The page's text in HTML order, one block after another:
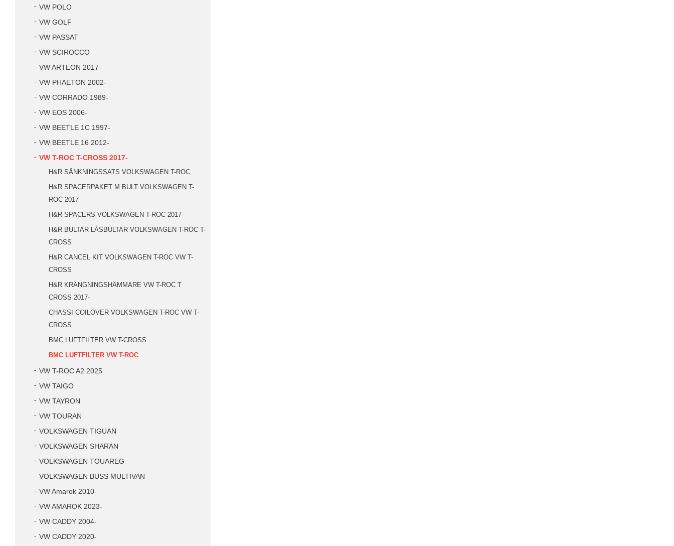
VW POLO
VW GOLF
VW PASSAT
VW SCIROCCO
VW ARTEON 2017-
VW PHAETON 2002-
VW CORRADO 1989-
VW EOS 2006-
VW BEETLE 1C 1997-
VW BEETLE 16 2012-
VW T-ROC T-CROSS 2017-
H&R SÄNKNINGSSATS VOLKSWAGEN T-ROC
H&R SPACERPAKET M BULT VOLKSWAGEN T-
ROC 2017-
H&R SPACERS VOLKSWAGEN T-ROC 2017-
H&R BULTAR LÅSBULTAR VOLKSWAGEN T-ROC T-
CROSS
H&R CANCEL KIT VOLKSWAGEN T-ROC VW T-
CROSS
H&R KRÄNGNINGSHÄMMARE VW T-ROC T
CROSS 2017-
CHASSI COILOVER VOLKSWAGEN T-ROC VW T-
CROSS
BMC LUFTFILTER VW T-CROSS
BMC LUFTFILTER VW T-ROC
VW T-ROC A2 2025
VW TAIGO
VW TAYRON
VW TOURAN
VOLKSWAGEN TIGUAN
VOLKSWAGEN SHARAN
VOLKSWAGEN TOUAREG
VOLKSWAGEN BUSS MULTIVAN
VW Amarok 2010-
VW AMAROK 2023-
VW CADDY 2004-
VW CADDY 2020-